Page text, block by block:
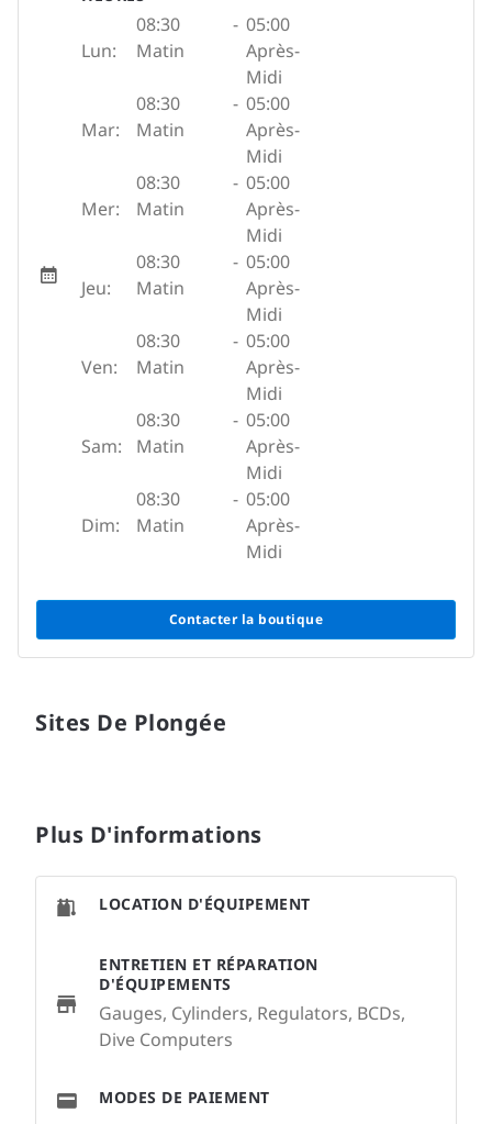
Lun:
08:30
Matin
- 05:00
Après-
Midi
Mar:
08:30
Matin
- 05:00
Après-
Midi
Mer:
08:30
Matin
- 05:00
Après-
Midi
Jeu:
08:30
Matin
- 05:00
Après-
Midi
Ven:
08:30
Matin
- 05:00
Après-
Midi
Sam:
08:30
Matin
- 05:00
Après-
Midi
Dim:
08:30
Matin
- 05:00
Après-
Midi
Contacter la boutique
Sites De Plongée
Plus D'informations
LOCATION D'ÉQUIPEMENT
ENTRETIEN ET RÉPARATION
D'ÉQUIPEMENTS
Gauges, Cylinders, Regulators, BCDs,
Dive Computers
MODES DE PAIEMENT